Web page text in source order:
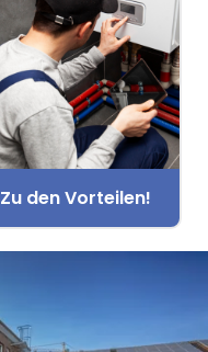
Zu den Vorteilen!